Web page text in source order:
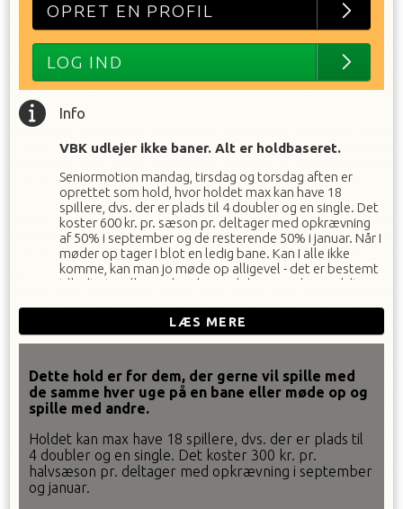
OPRET EN PROFIL
LOG IND
Info
VBK udlejer ikke baner. Alt er holdbaseret.
Seniormotion mandag, tirsdag og torsdag aften er
oprettet som hold, hvor holdet max kan have 18
spillere, dvs. der er plads til 4 doubler og en single. Det
koster 600 kr. pr. sæson pr. deltager med opkrævning
af 50% i september og de resterende 50% i januar. Når I
møder op tager I blot en ledig bane. Kan I alle ikke
komme, kan man jo møde op alligevel - det er bestemt
tilladt at spille med andre, end dem man har meldt sig
Der er plads til 5 på hver bane.
Kontakt VBK hvis det driller eller du mangler en bane -
påungdom@vejlebadmintonklub.dk
LÆS MERE
Dette hold er for dem, der gerne vil spille med
de samme hver uge på en bane eller møde op og
spille med andre.
Holdet kan max have 18 spillere, dvs. der er plads til
4 doubler og en single. Det koster 300 kr. pr.
halvsæson pr. deltager med opkrævning i september
og januar.